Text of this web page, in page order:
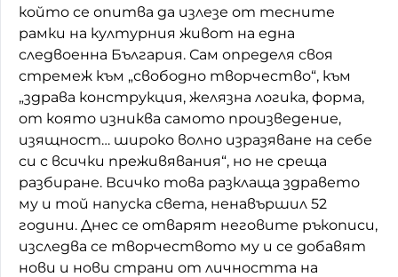
който се опитва да излезе от тесните
рамки на културния живот на една
следвоенна България. Сам определя своя
стремеж към „свободно творчество“, към
„здрава конструкция, желязна логика, форма,
от която изниква самото произведение,
изящност… широко волно изразяване на себе
си с всички преживявания“, но не среща
разбиране. Всичко това разклаща здравето
му и той напуска света, ненавършил 52
години. Днес се отварят неговите ръкописи,
изследва се творчеството му и се добавят
нови и нови страни от личността на